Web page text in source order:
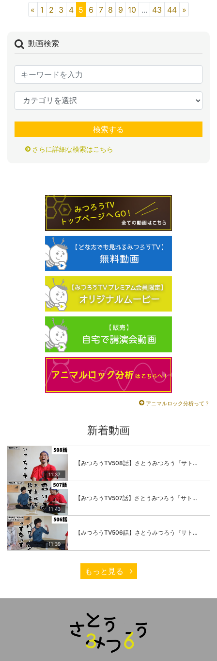
« 1 2 3 4 5 6 7 8 9 10 ... 43 44 »
動画検索
検索する
さらに詳細な検索はこちら
アニマルロック分析って？
新着動画
11:37
【みつろうTV508話】さとうみつろう『サトレル男塾』編④「“毎日”が変わります。楽しく」
11:43
【みつろうTV507話】さとうみつろう『サトレル男塾』編③「快楽は“自分のカラダの内側”にしかない」
11:39
【みつろうTV506話】さとうみつろう『サトレル男塾』編②「不思議な棒をお尻に…」
もっと見る